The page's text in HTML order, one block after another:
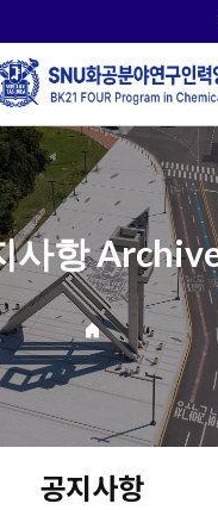
사항
공지사항